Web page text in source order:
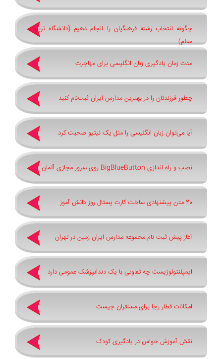
چگونه انتخاب رشته فرهنگیان را انجام دهیم (دانشگاه تربیت
معلم)
مدت زمان یادگیری زبان انگلیسی برای مهاجرت
چطور فرزندتان را در بهترین مدارس ایران ثبت‌نام کنید
آیا می‌توان زبان انگلیسی را مثل یک نیتیو صحبت کرد
نصب و راه اندازی BigBlueButton روی سرور مجازی آلمان
20 متن پیشنهادی ساخت کارت پستال روز دانش آموز
آغاز پیش ثبت‌ نام مجموعه مدارس ایران زمین در تهران
ایمپلنتولوژیست چه تفاوتی با یک دندانپزشک عمومی دارد
امکانات قطار رجا برای مسافران چیست
نقش آموزش حواس در یادگیری کودک